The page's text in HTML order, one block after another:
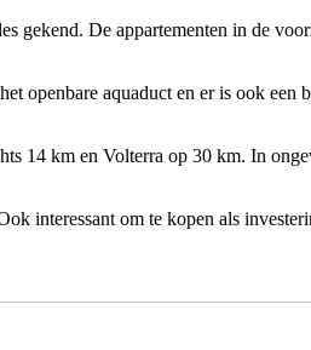
gekend. De appartementen in de
openbare aquaduct en er is ook
14 km en Volterra op 30 km. In
interessant om te kopen als